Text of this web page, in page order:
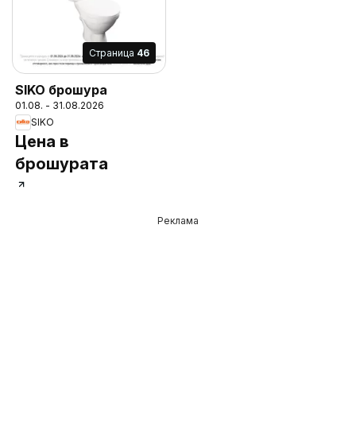
Cтраница 46
SIKO брошура
01.08. - 31.08.2026
SIKO
Цена в
брошурата
Реклама